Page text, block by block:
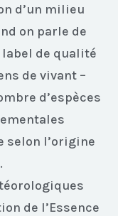
d’un milieu
on parle de
label de qualité
de vivant –
d’espèces
selon l’origine
de l’Essence